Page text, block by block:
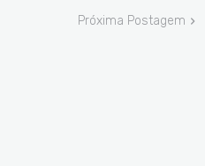
Próxima Postagem